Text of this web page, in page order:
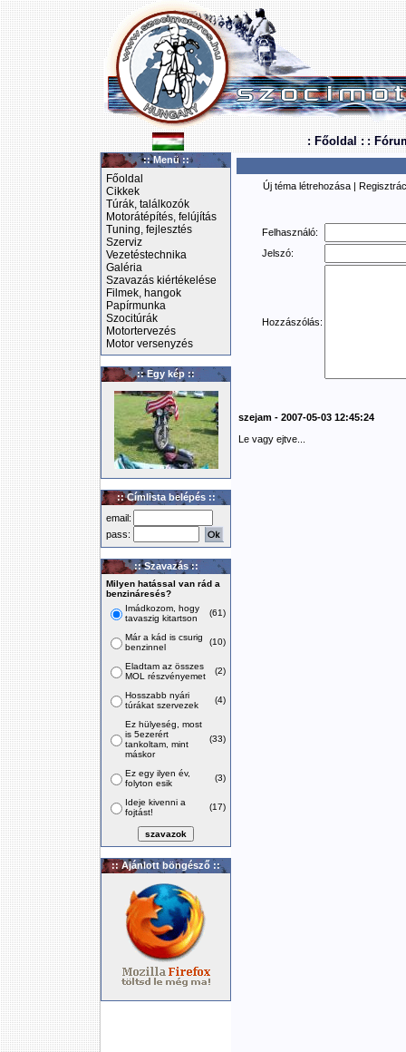
: Főoldal : :
:: Menü ::
Főoldal
Cikkek
Túrák, találkozók
Motorátépítés, felújítás
Tuning, fejlesztés
Szerviz
Vezetéstechnika
Galéria
Szavazás kiértékelése
Filmek, hangok
Papírmunka
Szocitúrák
Motortervezés
Motor versenyzés
:: Egy kép ::
:: Címlista belépés ::
email:
pass:
:: Szavazás ::
Milyen hatással van rád a
benzináresés?
Imádkozom, hogy
tavaszig kitartson
(61)
Már a kád is csurig
benzinnel
(10)
Eladtam az összes
MOL részvényemet
(2)
Hosszabb nyári
túrákat szervezek
(4)
Ez hülyeség, most
is 5ezerért
tankoltam, mint
máskor
(33)
Ez egy ilyen év,
folyton esik
(3)
Ideje kivenni a
fojtást!
(17)
:: Ajánlott böngésző ::
Új téma létrehozása |
Felhasználó:
Jelszó:
Hozzászólás:
szejam - 2007-05-03 12:45:24
Le vagy ejtve...